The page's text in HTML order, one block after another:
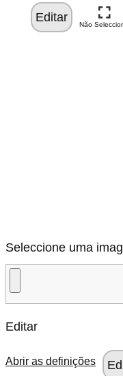
Editar Não
Seleccione uma
Editar
Abrir as definições